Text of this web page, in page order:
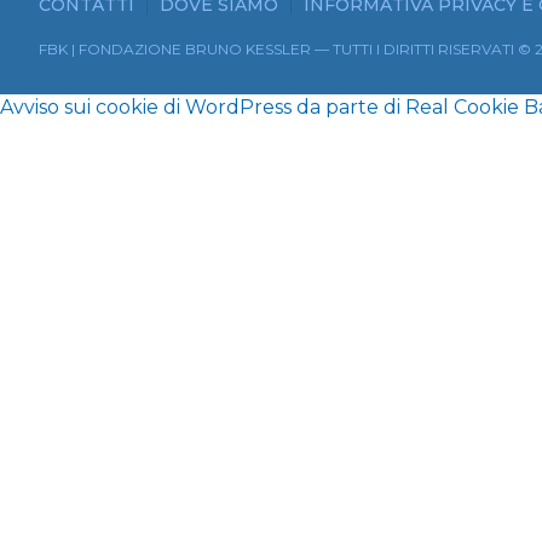
CONTATTI DOVE SIAMO INFORMATIVA PRIVACY E
FBK | FONDAZIONE BRUNO KESSLER — TUTTI I DIRITTI RISERVATI ©
Avviso sui cookie di WordPress da parte di Real Cookie